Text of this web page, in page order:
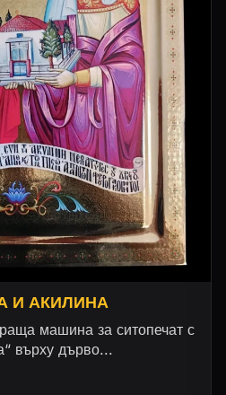
И АКИЛИНА
машина за ситопечат с
върху дърво...